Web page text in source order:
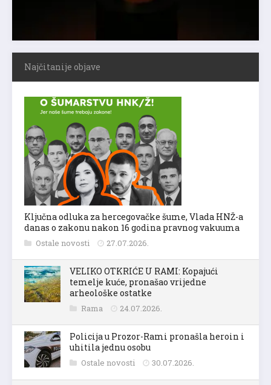
Najčitanije objave
Ključna odluka za hercegovačke šume, Vlada HNŽ-a
danas o zakonu nakon 16 godina pravnog vakuuma
Ostale novosti 27.07.2026.
VELIKO OTKRIĆE U RAMI: Kopajući
temelje kuće, pronašao vrijedne
arheološke ostatke
Rama 24.07.2026.
Policija u Prozor-Rami pronašla heroin i
uhitila jednu osobu
Ostale novosti 30.07.2026.